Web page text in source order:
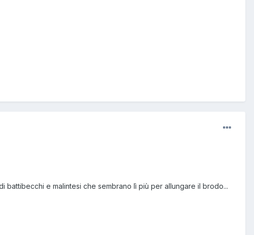
e malintesi che sembrano lì più per allungare il brodo...